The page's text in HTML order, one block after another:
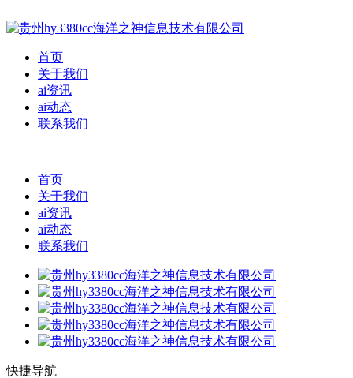
首页
关于我们
ai资讯
ai动态
联系我们
首页
关于我们
ai资讯
ai动态
联系我们
快捷导航